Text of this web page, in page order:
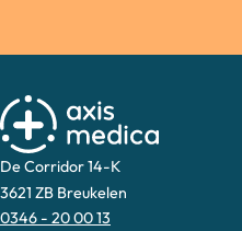
De Corridor 14-K
3621 ZB Breukelen
0346 - 20 00 13